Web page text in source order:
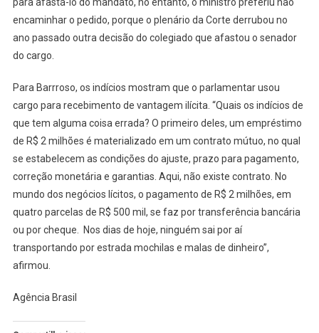
encaminhar o pedido, porque o plenário da Corte derrubou no
ano passado outra decisão do colegiado que afastou o senador
do cargo.
Para Barrroso, os indícios mostram que o parlamentar usou
cargo para recebimento de vantagem ilícita. “Quais os indícios de
que tem alguma coisa errada? O primeiro deles, um empréstimo
de R$ 2 milhões é materializado em um contrato mútuo, no qual
se estabelecem as condições do ajuste, prazo para pagamento,
correção monetária e garantias. Aqui, não existe contrato. No
mundo dos negócios lícitos, o pagamento de R$ 2 milhões, em
quatro parcelas de R$ 500 mil, se faz por transferência bancária
ou por cheque. Nos dias de hoje, ninguém sai por aí
transportando por estrada mochilas e malas de dinheiro”,
afirmou.
Agência Brasil